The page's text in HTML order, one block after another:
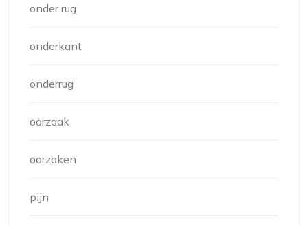
onder rug
onderkant
onderrug
oorzaak
oorzaken
pijn